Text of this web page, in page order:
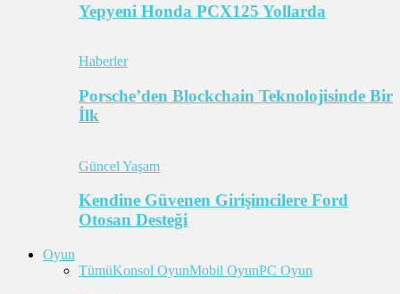
Yepyeni Honda PCX125 Yollarda
Haberler
Porsche’den Blockchain Teknolojisinde Bir
İlk
Güncel Yaşam
Kendine Güvenen Girişimcilere Ford
Otosan Desteği
Oyun
TümüKonsol OyunMobil OyunPC Oyun